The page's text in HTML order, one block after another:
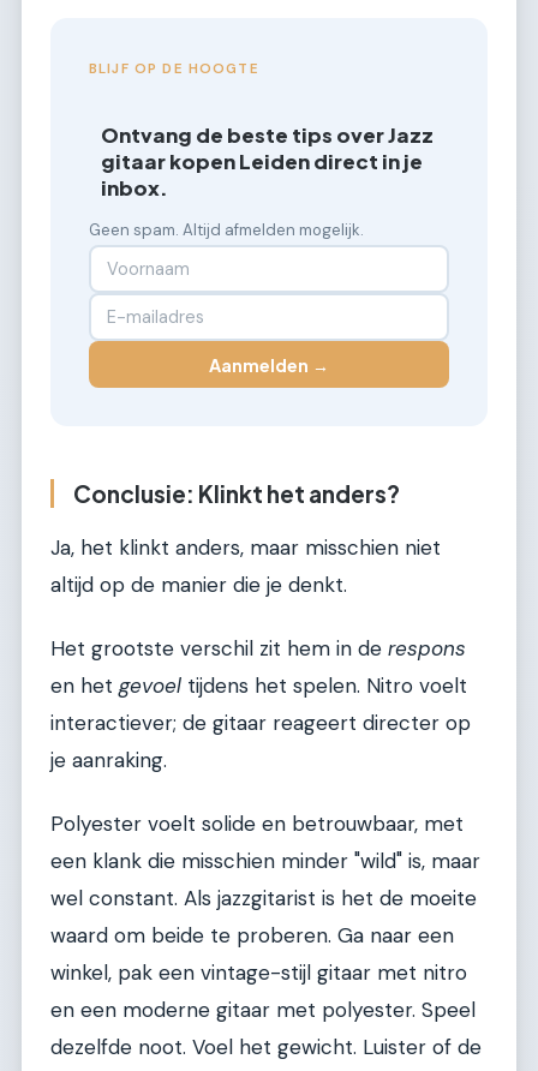
BLIJF OP DE HOOGTE
Ontvang de beste tips over Jazz
gitaar kopen Leiden direct in je
inbox.
Geen spam. Altijd afmelden mogelijk.
Aanmelden →
Conclusie: Klinkt het anders?
Ja, het klinkt anders, maar misschien niet
altijd op de manier die je denkt.
Het grootste verschil zit hem in de respons
en het gevoel tijdens het spelen. Nitro voelt
interactiever; de gitaar reageert directer op
je aanraking.
Polyester voelt solide en betrouwbaar, met
een klank die misschien minder "wild" is, maar
wel constant. Als jazzgitarist is het de moeite
waard om beide te proberen. Ga naar een
winkel, pak een vintage-stijl gitaar met nitro
en een moderne gitaar met polyester. Speel
dezelfde noot. Voel het gewicht. Luister of de